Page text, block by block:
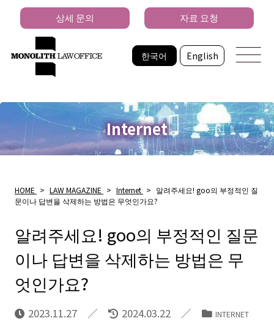
한국어 English
상세 문의 자료 요청
Internet
HOME > LAW MAGAZINE > Internet > 알려주세요! goo의 부정적인 질
문이나 답변을 삭제하는 방법은 무엇인가요?
알려주세요! goo의 부정적인 질문
이나 답변을 삭제하는 방법은 무
엇인가요?
2023.11.27 2024.03.22 INTERNET